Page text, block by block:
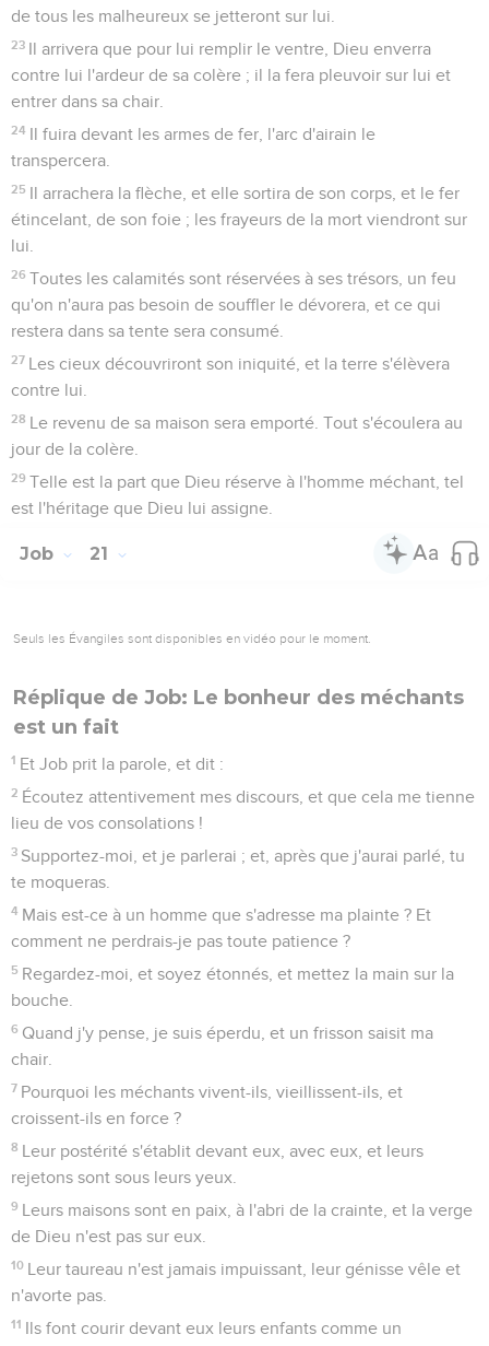
de tous les malheureux se jetteront sur lui.
23 Il arrivera que pour lui remplir le ventre, Dieu enverra
contre lui l'ardeur de sa colère ; il la fera pleuvoir sur lui et
entrer dans sa chair.
24 Il fuira devant les armes de fer, l'arc d'airain le
transpercera.
25 Il arrachera la flèche, et elle sortira de son corps, et le fer
étincelant, de son foie ; les frayeurs de la mort viendront sur
lui.
26 Toutes les calamités sont réservées à ses trésors, un feu
qu'on n'aura pas besoin de souffler le dévorera, et ce qui
restera dans sa tente sera consumé.
27 Les cieux découvriront son iniquité, et la terre s'élèvera
contre lui.
28 Le revenu de sa maison sera emporté. Tout s'écoulera au
jour de la colère.
29 Telle est la part que Dieu réserve à l'homme méchant, tel
est l'héritage que Dieu lui assigne.
Job 21
Seuls les Évangiles sont disponibles en vidéo pour le moment.
Réplique de Job: Le bonheur des méchants
est un fait
1 Et Job prit la parole, et dit :
2 Écoutez attentivement mes discours, et que cela me tienne
lieu de vos consolations !
3 Supportez-moi, et je parlerai ; et, après que j'aurai parlé, tu
te moqueras.
4 Mais est-ce à un homme que s'adresse ma plainte ? Et
comment ne perdrais-je pas toute patience ?
5 Regardez-moi, et soyez étonnés, et mettez la main sur la
bouche.
6 Quand j'y pense, je suis éperdu, et un frisson saisit ma
chair.
7 Pourquoi les méchants vivent-ils, vieillissent-ils, et
croissent-ils en force ?
8 Leur postérité s'établit devant eux, avec eux, et leurs
rejetons sont sous leurs yeux.
9 Leurs maisons sont en paix, à l'abri de la crainte, et la verge
de Dieu n'est pas sur eux.
10 Leur taureau n'est jamais impuissant, leur génisse vêle et
n'avorte pas.
11 Ils font courir devant eux leurs enfants comme un